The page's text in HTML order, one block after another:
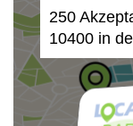
250
10400 in